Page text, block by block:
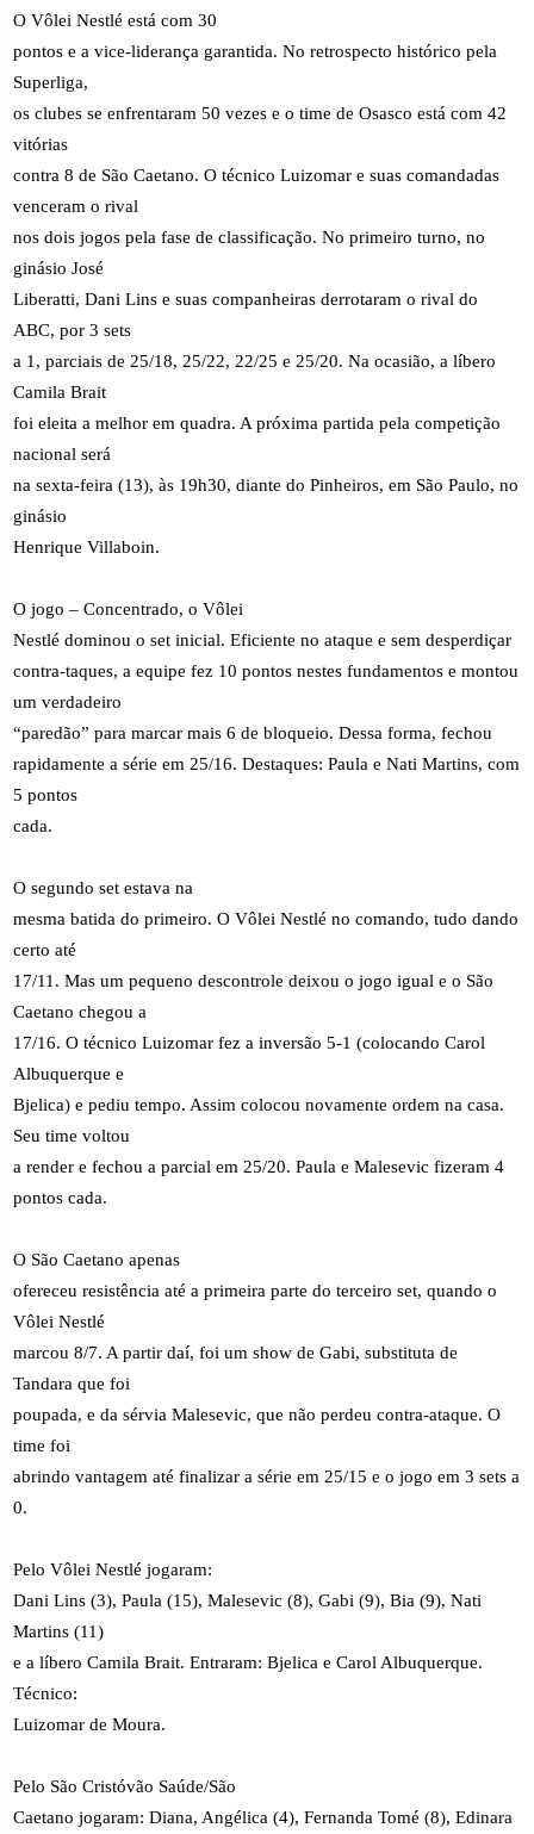
O Vôlei Nestlé está com 30
pontos e a vice-liderança garantida. No retrospecto histórico pela
Superliga,
os clubes se enfrentaram 50 vezes e o time de Osasco está com 42
vitórias
contra 8 de São Caetano. O técnico Luizomar e suas comandadas
venceram o rival
nos dois jogos pela fase de classificação. No primeiro turno, no
ginásio José
Liberatti, Dani Lins e suas companheiras derrotaram o rival do
ABC, por 3 sets
a 1, parciais de 25/18, 25/22, 22/25 e 25/20. Na ocasião, a líbero
Camila Brait
foi eleita a melhor em quadra. A próxima partida pela competição
nacional será
na sexta-feira (13), às 19h30, diante do Pinheiros, em São Paulo, no
ginásio
Henrique Villaboin.
O jogo – Concentrado, o Vôlei
Nestlé dominou o set inicial. Eficiente no ataque e sem desperdiçar
contra-taques, a equipe fez 10 pontos nestes fundamentos e montou
um verdadeiro
“paredão” para marcar mais 6 de bloqueio. Dessa forma, fechou
rapidamente a série em 25/16. Destaques: Paula e Nati Martins, com
5 pontos
cada.
O segundo set estava na
mesma batida do primeiro. O Vôlei Nestlé no comando, tudo dando
certo até
17/11. Mas um pequeno descontrole deixou o jogo igual e o São
Caetano chegou a
17/16. O técnico Luizomar fez a inversão 5-1 (colocando Carol
Albuquerque e
Bjelica) e pediu tempo. Assim colocou novamente ordem na casa.
Seu time voltou
a render e fechou a parcial em 25/20. Paula e Malesevic fizeram 4
pontos cada.
O São Caetano apenas
ofereceu resistência até a primeira parte do terceiro set, quando o
Vôlei Nestlé
marcou 8/7. A partir daí, foi um show de Gabi, substituta de
Tandara que foi
poupada, e da sérvia Malesevic, que não perdeu contra-ataque. O
time foi
abrindo vantagem até finalizar a série em 25/15 e o jogo em 3 sets a
0.
Pelo Vôlei Nestlé jogaram:
Dani Lins (3), Paula (15), Malesevic (8), Gabi (9), Bia (9), Nati
Martins (11)
e a líbero Camila Brait. Entraram: Bjelica e Carol Albuquerque.
Técnico:
Luizomar de Moura.
Pelo São Cristóvão Saúde/São
Caetano jogaram: Diana, Angélica (4), Fernanda Tomé (8), Edinara